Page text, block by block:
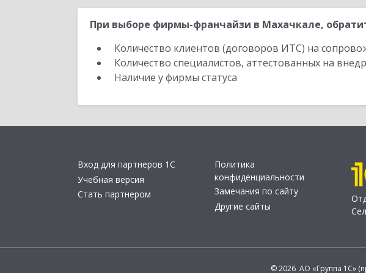
При выборе фирмы-франчайзи в Махачкале,
Количество клиентов (договоров ИТС) на
Количество специалистов, аттестованных на
Наличие у фирмы статуса
Вход для партнеров 1С
Учебная версия
Стать партнером
Политика
конфиденциальности
Замечания по сайту
Другие сайты
© 2026 АО «Группа 1С»